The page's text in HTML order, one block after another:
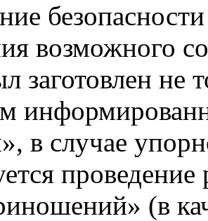
возможного
заготовлен
в случае
(в